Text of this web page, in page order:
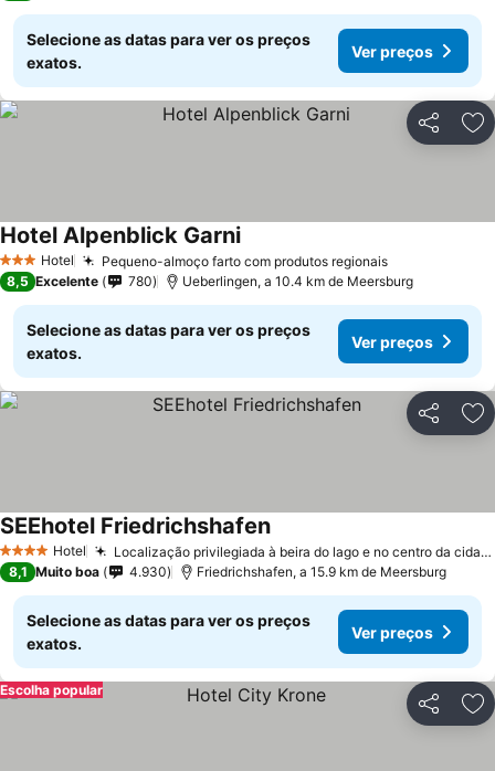
Selecione as datas para ver os preços
exatos.
Ver preços
Partilhar
3 EstrelasHotel Pequeno-almoço farto com produtos regionais
Hotel Alpenblick Garni
8,5 Excelente 780 Ueberlingen, a 10.4 km de Meersburg
Selecione as datas para ver os preços
exatos.
Ver preços
Partilhar
4 EstrelasHotel Localização privilegiada à beira do lago e no centro da cidade
SEEhotel Friedrichshafen
8,1 Muito boa 4.930 Friedrichshafen, a 15.9 km de Meersburg
Selecione as datas para ver os preços
exatos.
Ver preços
Partilhar
Escolha popular